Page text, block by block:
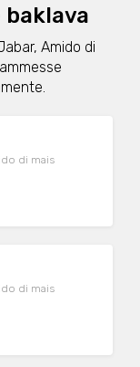
baklava
Amido di
di mais
di mais